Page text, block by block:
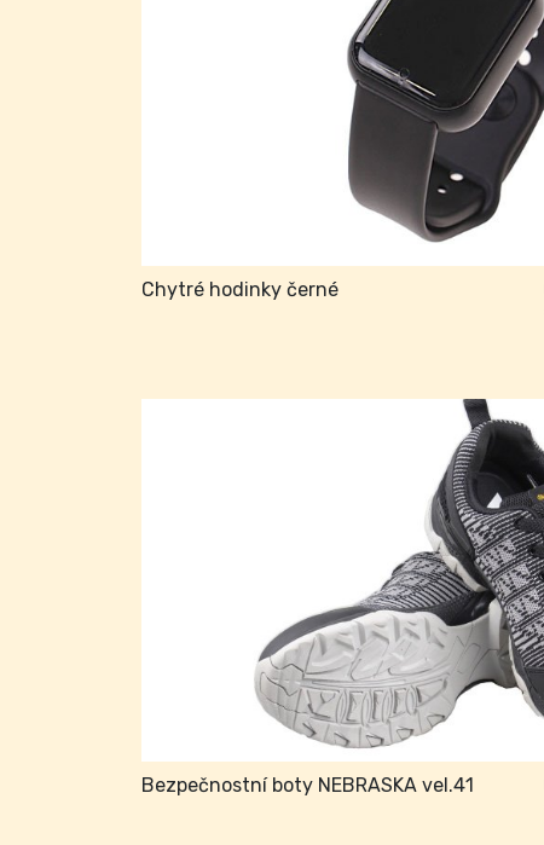
Chytré hodinky černé
Bezpečnostní boty NEBRASKA vel.41